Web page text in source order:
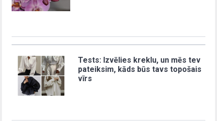
Tests: Izvēlies kreklu, un mēs tev
pateiksim, kāds būs tavs topošais
vīrs